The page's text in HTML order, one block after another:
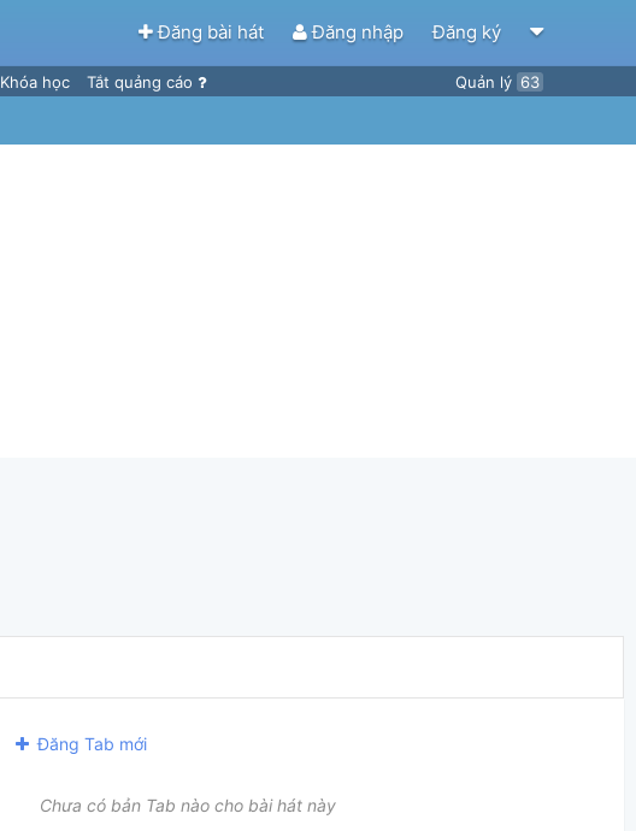
Đăng bài hát Đăng nhập Đăng ký
Khóa học Tắt quảng cáo Quản lý 63
Đăng Tab mới
Chưa có bản Tab nào cho bài hát này